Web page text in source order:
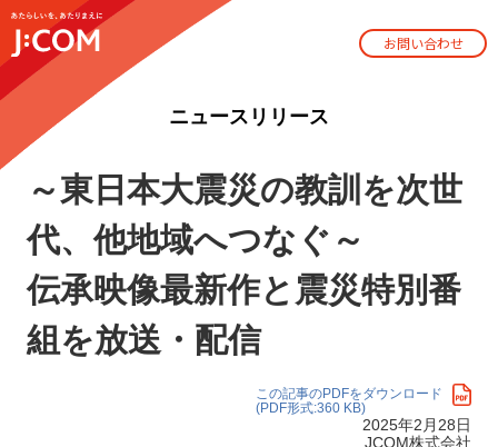
お問い合わせ
ニュースリリース
～東日本大震災の教訓を次世
代、他地域へつなぐ～
伝承映像最新作と震災特別番
組を放送・配信
この記事のPDFをダウンロード
(PDF形式:360 KB)
2025年2月28日
JCOM株式会社